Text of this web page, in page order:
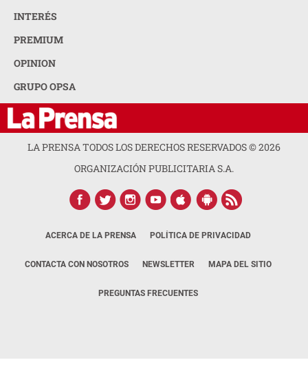
INTERÉS
PREMIUM
OPINION
GRUPO OPSA
LA PRENSA TODOS LOS DERECHOS RESERVADOS ©2026
ORGANIZACIÓN PUBLICITARIA S.A.
ACERCA DE LA PRENSA POLÍTICA DE PRIVACIDAD
CONTACTA CON NOSOTROS NEWSLETTER MAPA DEL SITIO
PREGUNTAS FRECUENTES